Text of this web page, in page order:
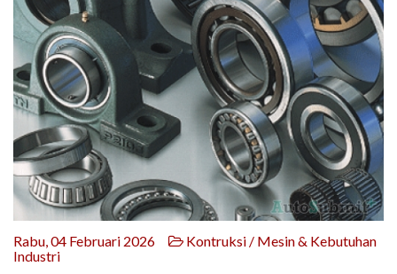
Rabu, 04 Februari 2026
Kontruksi / Mesin & Kebutuhan
Industri